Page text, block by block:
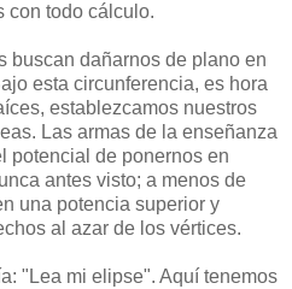
con todo cálculo.
buscan dañarnos de plano en
esta circunferencia, es hora
establezcamos nuestros
Las armas de la enseñanza
potencial de ponernos en
antes visto; a menos de
una potencia superior y
al azar de los vértices.
"Lea mi elipse". Aquí tenemos